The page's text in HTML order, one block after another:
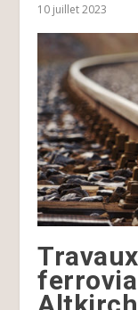
10 juillet 2023